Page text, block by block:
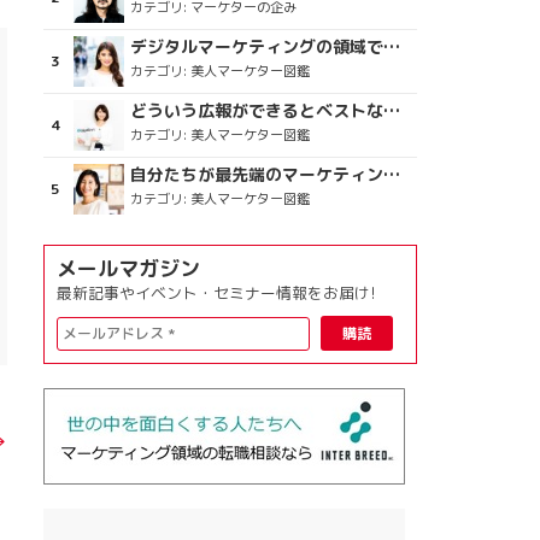
カテゴリ: マーケターの企み
デジタルマーケティングの領域で、海外というステージに
カテゴリ: 美人マーケター図鑑
どういう広報ができるとベストなのか
カテゴリ: 美人マーケター図鑑
自分たちが最先端のマーケティングを目指す
カテゴリ: 美人マーケター図鑑
メールマガジン
最新記事やイベント・セミナー情報をお届け!